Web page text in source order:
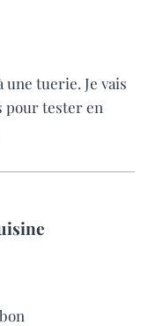
une tuerie. Je vais
pour tester en